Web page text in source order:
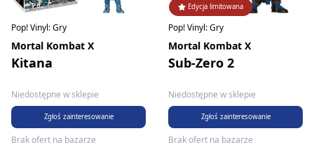
Pop! Vinyl: Gry
Mortal Kombat X
Kitana
Niedostępne w sklepie
Zgłoś zainteresowanie
Brak ofert na bazarze
Edycja limitowana
Pop! Vinyl: Gry
Mortal Kombat X
Sub-Zero 2
Niedostępne w sklepie
Zgłoś zainteresowanie
Brak ofert na bazarze